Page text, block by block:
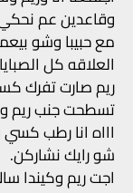
وقاعدين عم
مع حبيبا وشو
العلاقه كل
ريم صارت تفرك
تسطحت جنب ريم
اااه انا رطب
شو رايك نشاركن.
اجت ريم وكيندا